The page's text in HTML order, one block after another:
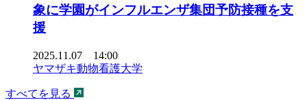
象に学園がインフルエンザ集団予防接種を支
援
2025.11.07 14:00
ヤマザキ動物看護大学
すべてを見る